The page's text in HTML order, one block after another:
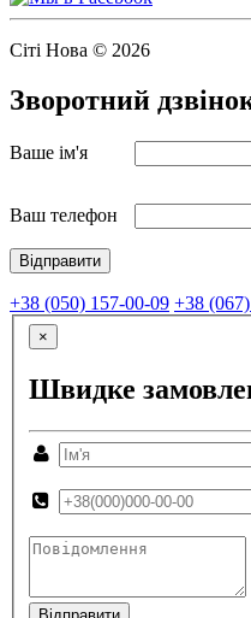
Сіті Нова © 2026
Зворотний
Ваше ім'я
Ваш телефон
+38 (050) 157-00-09 +38
×
Швидке